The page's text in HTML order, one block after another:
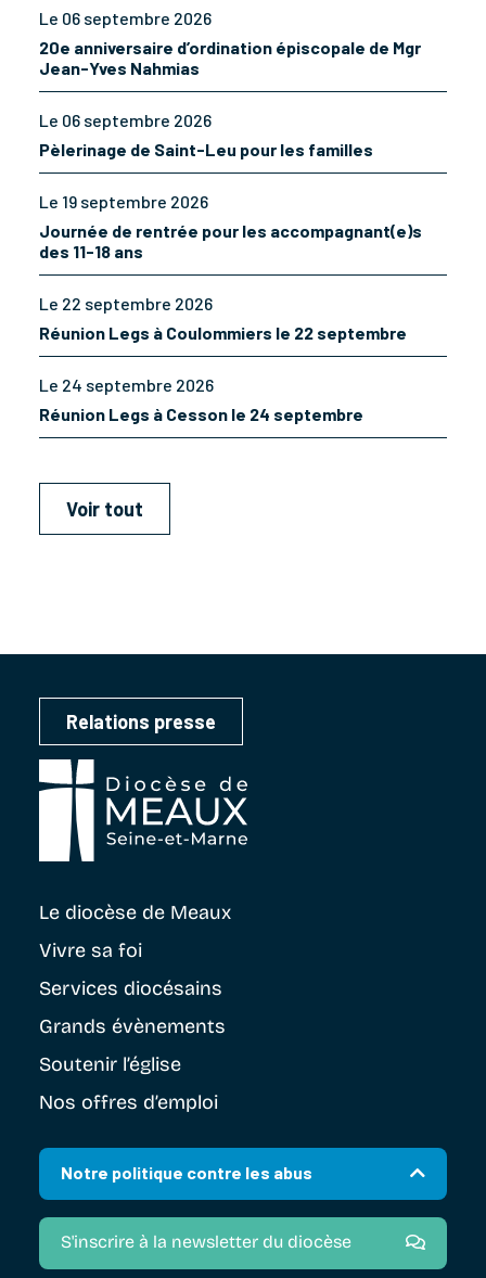
Le 06 septembre 2026
20e anniversaire d’ordination épiscopale de Mgr
Jean-Yves Nahmias
Le 06 septembre 2026
Pèlerinage de Saint-Leu pour les familles
Le 19 septembre 2026
Journée de rentrée pour les accompagnant(e)s
des 11-18 ans
Le 22 septembre 2026
Réunion Legs à Coulommiers le 22 septembre
Le 24 septembre 2026
Réunion Legs à Cesson le 24 septembre
Voir tout
Relations presse
Le diocèse de Meaux
Vivre sa foi
Services diocésains
Grands évènements
Soutenir l’église
Nos offres d’emploi
Notre politique contre les abus
S'inscrire à la newsletter du diocèse